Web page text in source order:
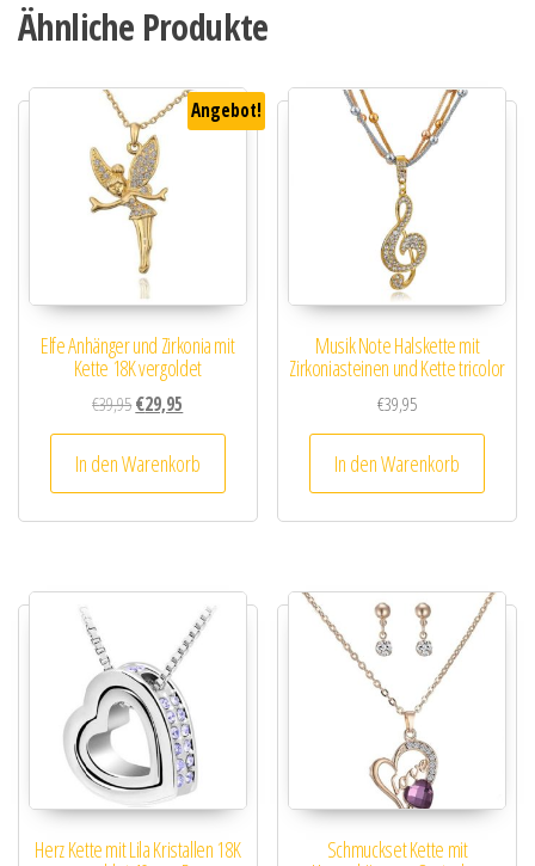
Ähnliche Produkte
Angebot!
Elfe Anhänger und Zirkonia mit
Kette 18K vergoldet
€39,95Ursprünglicher Preis war: €39,95
€29,95
In den Warenkorb
Musik Note Halskette mit
Zirkoniasteinen und Kette tricolor
€39,95
In den Warenkorb
Herz Kette mit Lila Kristallen 18K Schmuckset Kette mit